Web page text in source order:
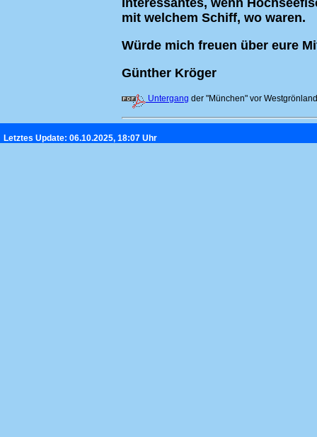
Interessantes, wenn
mit welchem Schiff, wo waren.
Würde mich freuen über eure
Günther Kröger
Untergang der "München" vor
Letztes Update: 06.10.2025, 18:07 Uhr